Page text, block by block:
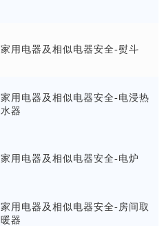
家用电器及相似电器安全-熨斗
家用电器及相似电器安全-电浸热
水器
家用电器及相似电器安全-电炉
家用电器及相似电器安全-房间取
暖器